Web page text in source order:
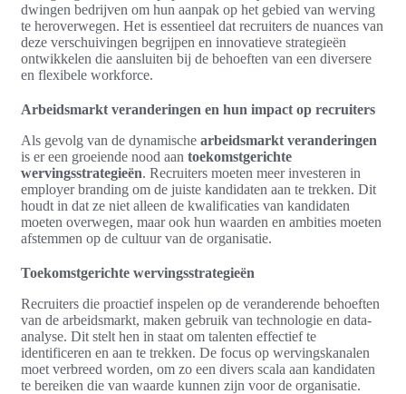
dwingen bedrijven om hun aanpak op het gebied van werving
te heroverwegen. Het is essentieel dat recruiters de nuances van
deze verschuivingen begrijpen en innovatieve strategieën
ontwikkelen die aansluiten bij de behoeften van een diversere
en flexibele workforce.
Arbeidsmarkt veranderingen en hun impact op recruiters
Als gevolg van de dynamische arbeidsmarkt veranderingen
is er een groeiende nood aan toekomstgerichte
wervingsstrategieën. Recruiters moeten meer investeren in
employer branding om de juiste kandidaten aan te trekken. Dit
houdt in dat ze niet alleen de kwalificaties van kandidaten
moeten overwegen, maar ook hun waarden en ambities moeten
afstemmen op de cultuur van de organisatie.
Toekomstgerichte wervingsstrategieën
Recruiters die proactief inspelen op de veranderende behoeften
van de arbeidsmarkt, maken gebruik van technologie en data-
analyse. Dit stelt hen in staat om talenten effectief te
identificeren en aan te trekken. De focus op wervingskanalen
moet verbreed worden, om zo een divers scala aan kandidaten
te bereiken die van waarde kunnen zijn voor de organisatie.